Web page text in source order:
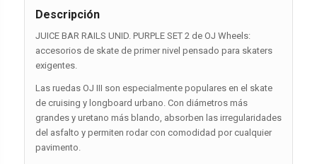
Descripción
JUICE BAR RAILS UNID. PURPLE SET 2 de OJ Wheels:
accesorios de skate de primer nivel pensado para skaters
exigentes.
Las ruedas OJ III son especialmente populares en el skate
de cruising y longboard urbano. Con diámetros más
grandes y uretano más blando, absorben las irregularidades
del asfalto y permiten rodar con comodidad por cualquier
pavimento.